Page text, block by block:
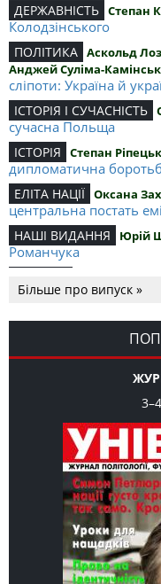
ДЕРЖАВНІСТЬ Степан
Колодзінського
ПОЛІТИКА Аскольд
Анджей Суліма-
сліпоти: Україна й
ІСТОРІЯ І СУЧАСНІСТЬ
сучасна Польща
ІСТОРІЯ Степан
дипломатична
ЕЛІТА НАЦІЇ Оксана
центральна постать
НАШІ ВИДАННЯ Юрій
Романчука
Романчука
СЛОВО РЕДАКЦІЙНЕ
як уособлення
Більше про випуск »